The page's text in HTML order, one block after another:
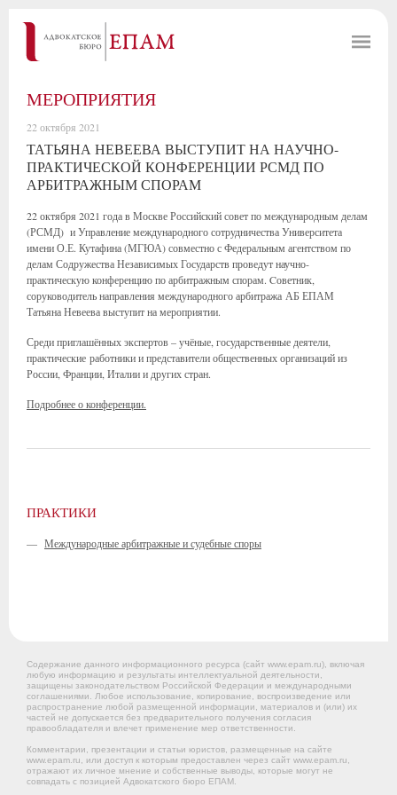
МЕРОПРИЯТИЯ
22 октября 2021
ТАТЬЯНА НЕВЕЕВА ВЫСТУПИТ НА НАУЧНО-
ПРАКТИЧЕСКОЙ КОНФЕРЕНЦИИ РСМД ПО
АРБИТРАЖНЫМ СПОРАМ
22 октября 2021 года в Москве Российский совет по международным делам
(РСМД) и Управление международного сотрудничества Университета
имени О.Е. Кутафина (МГЮА) совместно с Федеральным агентством по
делам Содружества Независимых Государств проведут научно-
практическую конференцию по арбитражным спорам. Cоветник,
соруководитель направления международного арбитража АБ ЕПАМ
Татьяна Невеева выступит на мероприятии.
Среди приглашённых экспертов – учёные, государственные деятели,
практические работники и представители общественных организаций из
России, Франции, Италии и других стран.
Подробнее о конференции.
ПРАКТИКИ
— Международные арбитражные и судебные споры
Содержание данного информационного ресурса (сайт www.epam.ru), включая
любую информацию и результаты интеллектуальной деятельности,
защищены законодательством Российской Федерации и международными
соглашениями. Любое использование, копирование, воспроизведение или
распространение любой размещенной информации, материалов и (или) их
частей не допускается без предварительного получения согласия
правообладателя и влечет применение мер ответственности.
Комментарии, презентации и статьи юристов, размещенные на сайте
www.epam.ru, или доступ к которым предоставлен через сайт www.epam.ru,
отражают их личное мнение и собственные выводы, которые могут не
совпадать с позицией Адвокатского бюро ЕПАМ.